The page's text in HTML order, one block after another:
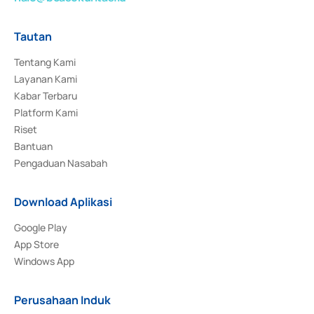
Tautan
Tentang Kami
Layanan Kami
Kabar Terbaru
Platform Kami
Riset
Bantuan
Pengaduan Nasabah
Download Aplikasi
Google Play
App Store
Windows App
Perusahaan Induk